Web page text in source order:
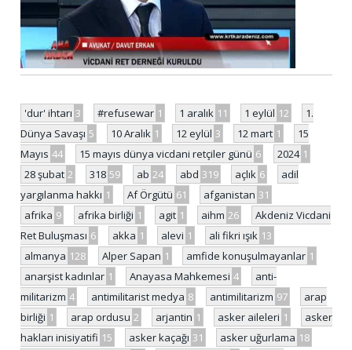
'dur' ihtarı 3 #refusewar 1 1 aralık 11 1 eylül 12
1.
Dünya Savaşı 5 10 Aralık 1 12 eylül 3 12 mart 1
15
Mayıs 44 15 mayıs dünya vicdani retçiler günü 6 2024 1
28 şubat 2 318 59 ab 24 abd 319 açlık 6
adil
yargılanma hakkı 1 Af Örgütü 61 afganistan 31
afrika 9 afrika birliği 1 agit 1 aihm 26
Akdeniz Vicdani
Ret Buluşması 6 akka 1 alevi 1 ali fikri ışık 13
almanya 128 Alper Sapan 1 amfide konuşulmayanlar 1
anarşist kadınlar 1 Anayasa Mahkemesi 4
anti-
militarizm 4 antimilitarist medya 8 antimilitarizm 97
arap
birliği 1 arap ordusu 2 arjantin 1 asker aileleri 1
asker
hakları inisiyatifi 15 asker kaçağı 31 asker uğurlama 18